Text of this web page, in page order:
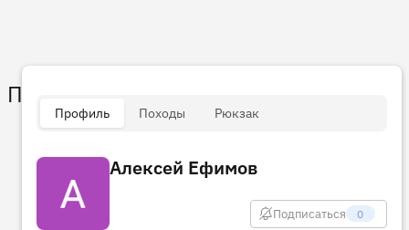
Профиль Походы Рюкзак
Алексей Ефимов
Подписаться 0
Пульс